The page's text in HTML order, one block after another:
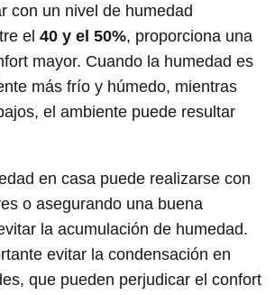
con un nivel de humedad
el 40 y el 50%, proporciona una
mayor. Cuando la humedad es
más frío y húmedo, mientras
el ambiente puede resultar
en casa puede realizarse con
o asegurando una buena
la acumulación de humedad.
evitar la condensación en
que pueden perjudicar el confort